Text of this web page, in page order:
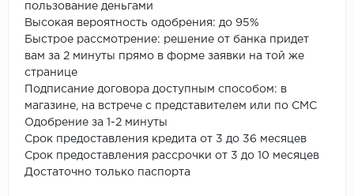
пользование деньгами
Высокая вероятность одобрения: до 95%
Быстрое рассмотрение: решение от банка придет
вам за 2 минуты прямо в форме заявки на той же
странице
Подписание договора доступным способом: в
магазине, на встрече с представителем или по СМС
Одобрение за 1-2 минуты
Срок предоставления кредита от 3 до 36 месяцев
Срок предоставления рассрочки от 3 до 10 месяцев
Достаточно только паспорта